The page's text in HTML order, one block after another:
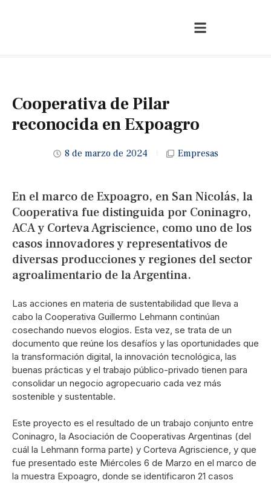
Cooperativa de Pilar
reconocida en Expoagro
8 de marzo de 2024 Empresas
En el marco de Expoagro, en San Nicolás, la
Cooperativa fue distinguida por Coninagro,
ACA y Corteva Agriscience, como uno de los
casos innovadores y representativos de
diversas producciones y regiones del sector
agroalimentario de la Argentina.
Las acciones en materia de sustentabilidad que lleva a
cabo la Cooperativa Guillermo Lehmann continúan
cosechando nuevos elogios. Esta vez, se trata de un
documento que reúne los desafíos y las oportunidades que
la transformación digital, la innovación tecnológica, las
buenas prácticas y el trabajo público-privado tienen para
consolidar un negocio agropecuario cada vez más
sostenible y sustentable.
Este proyecto es el resultado de un trabajo conjunto entre
Coninagro, la Asociación de Cooperativas Argentinas (del
cuál la Lehmann forma parte) y Corteva Agriscience, y que
fue presentado este Miércoles 6 de Marzo en el marco de
la muestra Expoagro, donde se identificaron 21 casos